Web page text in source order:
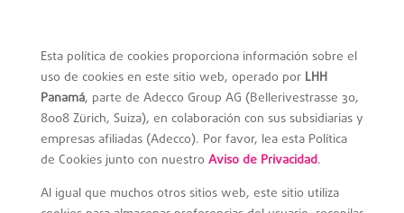
Esta política de cookies proporciona información sobre el
uso de cookies en este sitio web, operado por LHH
Panamá, parte de Adecco Group AG (Bellerivestrasse 30,
8008 Zürich, Suiza), en colaboración con sus subsidiarias y
empresas afiliadas (Adecco). Por favor, lea esta Política
de Cookies junto con nuestro Aviso de Privacidad.
Al igual que muchos otros sitios web, este sitio utiliza